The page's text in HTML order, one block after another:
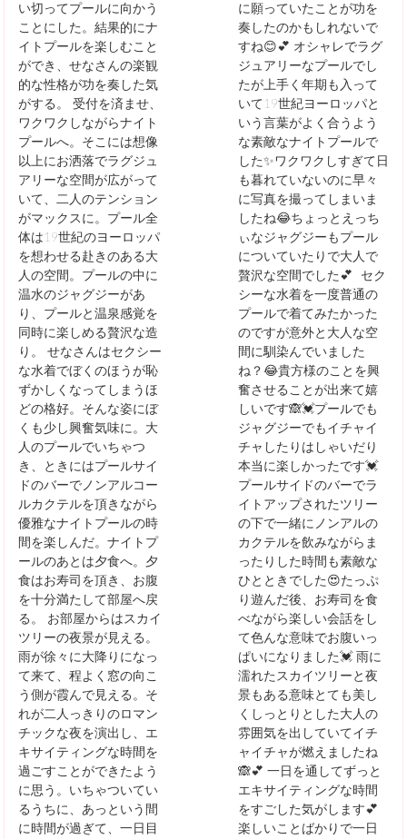
い切ってプールに向かう
ことにした。結果的にナ
イトプールを楽しむこと
ができ、せなさんの楽観
的な性格が功を奏した気
がする。 受付を済ませ、
ワクワクしながらナイト
プールへ。そこには想像
以上にお洒落でラグジュ
アリーな空間が広がって
いて、二人のテンション
がマックスに。プール全
体は19世紀のヨーロッパ
を想わせる赴きのある大
人の空間。プールの中に
温水のジャグジーがあ
り、プールと温泉感覚を
同時に楽しめる贅沢な造
り。 せなさんはセクシー
な水着でぼくのほうが恥
ずかしくなってしまうほ
どの格好。そんな姿にぼ
くも少し興奮気味に。大
人のプールでいちゃつ
き、ときにはプールサイ
ドのバーでノンアルコー
ルカクテルを頂きながら
優雅なナイトプールの時
間を楽しんだ。ナイトプ
ールのあとは夕食へ。夕
食はお寿司を頂き、お腹
を十分満たして部屋へ戻
る。 お部屋からはスカイ
ツリーの夜景が見える。
雨が徐々に大降りになっ
て来て、程よく窓の向こ
う側が霞んで見える。そ
れが二人っきりのロマン
チックな夜を演出し、エ
キサイティングな時間を
過ごすことができたよう
に思う。いちゃついてい
るうちに、あっという間
に時間が過ぎて、一日目
に願っていたことが功を
奏したのかもしれないで
すね😊💕 オシャレでラグ
ジュアリーなプールでし
たが上手く年期も入って
いて19世紀ヨーロッパと
いう言葉がよく合うよう
な素敵なナイトプールで
した✨ワクワクしすぎて日
も暮れていないのに早々
に写真を撮ってしまいま
したね😂ちょっとえっち
ぃなジャグジーもプール
についていたりで大人で
贅沢な空間でした💕 セク
シーな水着を一度普通の
プールで着てみたかった
のですが意外と大人な空
間に馴染んでいました
ね？😂貴方様のことを興
奮させることが出来て嬉
しいです🙈💓プールでも
ジャグジーでもイチャイ
チャしたりはしゃいだり
本当に楽しかったです💓
プールサイドのバーでラ
イトアップされたツリー
の下で一緒にノンアルの
カクテルを飲みながらま
ったりした時間も素敵な
ひとときでした😍たっぷ
り遊んだ後、お寿司を食
べながら楽しい会話をし
て色んな意味でお腹いっ
ぱいになりました💓 雨に
濡れたスカイツリーと夜
景もある意味とても美し
くしっとりとした大人の
雰囲気を出していてイチ
ャイチャが燃えましたね
🙈💕 一日を通してずっと
エキサイティングな時間
をすごした気がします💕
楽しいことばかりで一日